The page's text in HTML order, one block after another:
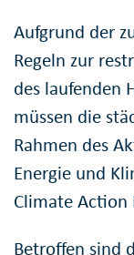
Aufgrund der
Regeln zur
des laufenden
müssen die
Rahmen des
Energie und
Climate Action
Betroffen sind